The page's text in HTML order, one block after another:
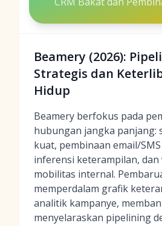
Beamery (2026):
Strategis dan
Hidup
Beamery berfokus pada
hubungan jangka panjang:
kuat, pembinaan email/
inferensi keterampilan, dan
mobilitas internal.
memperdalam grafik
analitik kampanye,
menyelaraskan pipelining